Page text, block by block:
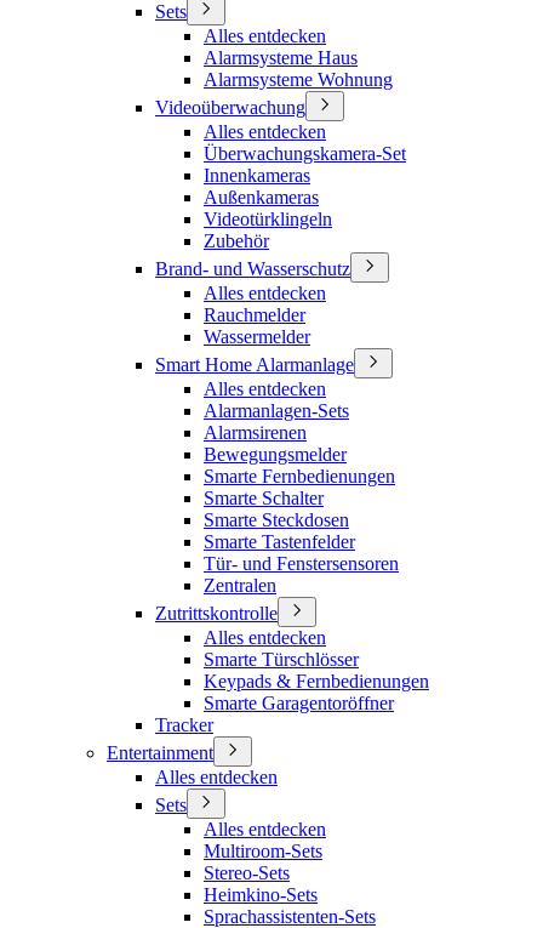
Sets
Alles entdecken
Alarmsysteme Haus
Alarmsysteme Wohnung
Videoüberwachung
Alles entdecken
Überwachungskamera-Set
Innenkameras
Außenkameras
Videotürklingeln
Zubehör
Brand- und Wasserschutz
Alles entdecken
Rauchmelder
Wassermelder
Smart Home Alarmanlage
Alles entdecken
Alarmanlagen-Sets
Alarmsirenen
Bewegungsmelder
Smarte Fernbedienungen
Smarte Schalter
Smarte Steckdosen
Smarte Tastenfelder
Tür- und Fenstersensoren
Zentralen
Zutrittskontrolle
Alles entdecken
Smarte Türschlösser
Keypads & Fernbedienungen
Smarte Garagentoröffner
Tracker
Entertainment
Alles entdecken
Sets
Alles entdecken
Multiroom-Sets
Stereo-Sets
Heimkino-Sets
Sprachassistenten-Sets